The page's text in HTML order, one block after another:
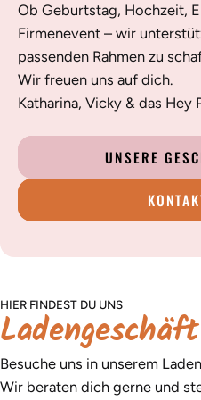
Ob Geburtstag, Hochzeit,
Firmenevent – wir
passenden Rahmen zu
Wir freuen uns auf dich.
Katharina, Vicky & das Hey
UNSERE
HIER FINDEST DU UNS
Ladengeschäft
Besuche uns in unserem
Wir beraten dich gerne und